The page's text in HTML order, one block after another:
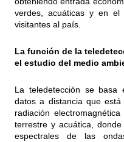
verdes, acuáticas y en el
visitantes al país.
La función de la
el estudio del medio
La teledetección se basa
datos a distancia que
radiación
terrestre y acuática,
espectrales de las